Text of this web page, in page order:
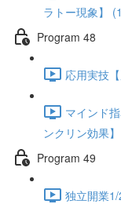
ラトー現象】
Program 48
応用実技
マインド
ンクリン効果
Program 49
独立開業